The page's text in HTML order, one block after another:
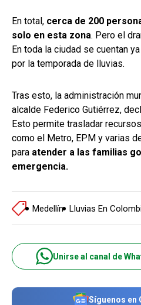
En total, cerca de 200
solo en esta zona. Pero el
En toda la ciudad se cuentan ya
por la temporada de lluvias.
Tras esto, la administración
alcalde Federico Gutiérrez,
Esto permite trasladar
como el Metro, EPM y varias
para atender a las familias
emergencia.
Medellín Lluvias En
Unirse al canal de
Síguenos en